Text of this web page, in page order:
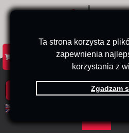
Ta strona korzysta z
zapewnienia
korzystania z
Zgadzam
KATALOG